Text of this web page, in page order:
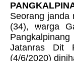
Seorang janda
(34), warga
Jatanras Dit
(4/6/2020)